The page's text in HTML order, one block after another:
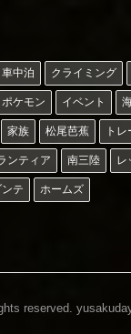
車中泊 クライミング
ポケモン イベント
家族 松尾芭蕉 ト
ンティア 南三陸 レ
テ ホームズ
reserved.